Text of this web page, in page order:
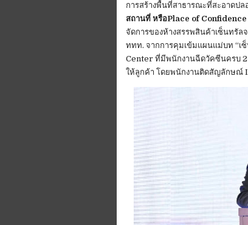
การสร้างพื้นที่สาธารณะที่สะอาดปล
สถานที่ หรือPlace of Confidence
จัดการของห้างสรรพสินค้าเซ็นทรั
ททท. จากการคุมเข้มแผนแม่บท “เ
Center ที่มีพนักงานฉีดวัคซีนครบ 2
ให้ลูกค้า โดยพนักงานติดสัญลักษณ์